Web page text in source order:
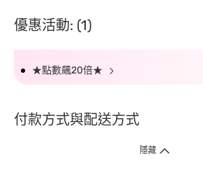
優惠活動: (1)
★點數飆20倍★
付款方式與配送方式
隱藏